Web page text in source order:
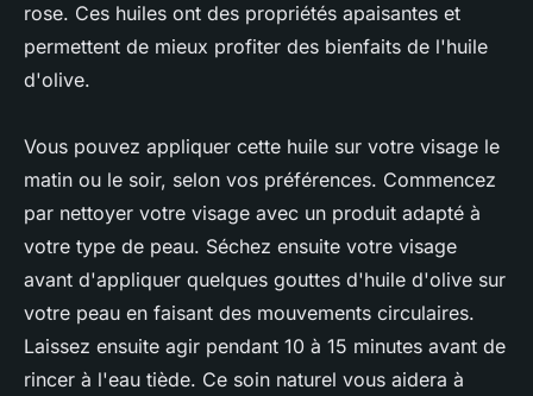
rose. Ces huiles ont des propriétés apaisantes et
permettent de mieux profiter des bienfaits de l'huile
d'olive.
Vous pouvez appliquer cette huile sur votre visage le
matin ou le soir, selon vos préférences. Commencez
par nettoyer votre visage avec un produit adapté à
votre type de peau. Séchez ensuite votre visage
avant d'appliquer quelques gouttes d'huile d'olive sur
votre peau en faisant des mouvements circulaires.
Laissez ensuite agir pendant 10 à 15 minutes avant de
rincer à l'eau tiède. Ce soin naturel vous aidera à